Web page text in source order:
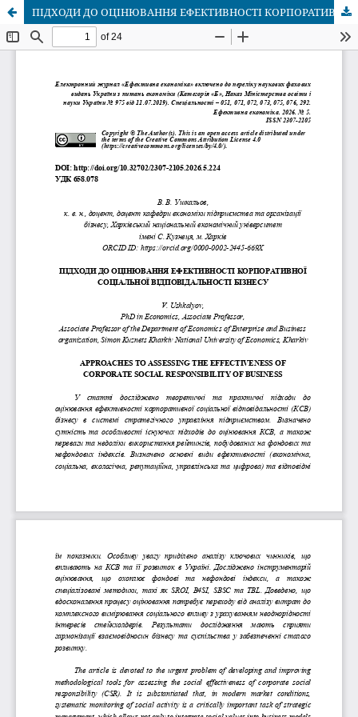
ПІДХОДИ ДО ОЦІНЮВАННЯ ЕФЕКТИВНОСТІ КОРПОРАТИВНОЇ СОЦІАЛЬНОЇ ВІДПОВІДАЛЬНОСТІ БІЗНЕСУ